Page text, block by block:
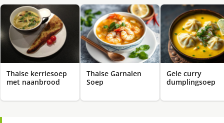
Thaise kerriesoep
met naanbrood
Thaise Garnalen
Soep
Gele curry
dumplingsoep